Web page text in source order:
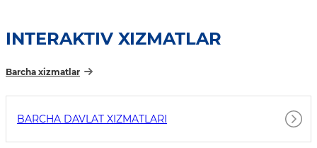
INTERAKTIV XIZMATLAR
Barcha xizmatlar
BARCHA DAVLAT XIZMATLARI